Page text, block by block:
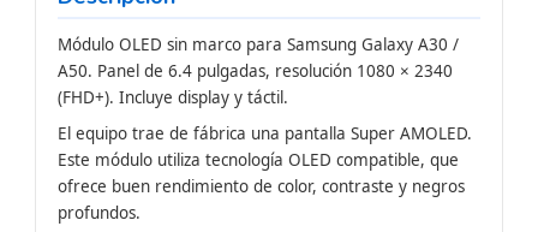
Módulo OLED sin marco para Samsung Galaxy A30 /
A50. Panel de 6.4 pulgadas, resolución 1080 × 2340
(FHD+). Incluye display y táctil.
El equipo trae de fábrica una pantalla Super AMOLED.
Este módulo utiliza tecnología OLED compatible, que
ofrece buen rendimiento de color, contraste y negros
profundos.